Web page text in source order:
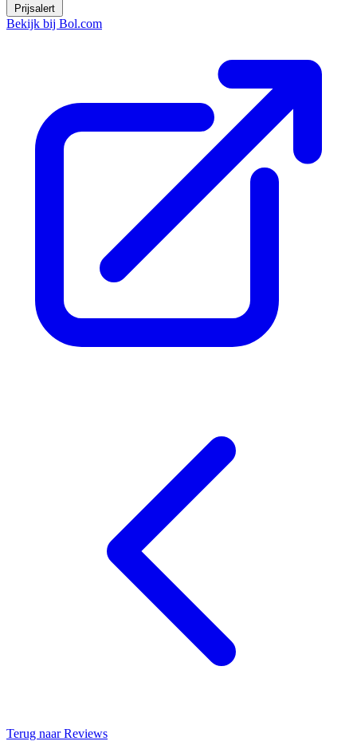
Prijsalert
Bekijk bij Bol.com
Terug naar Reviews